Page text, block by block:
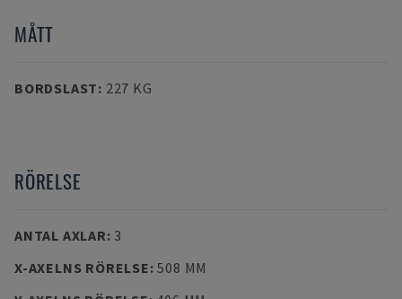
MÅTT
BORDSLAST: 227 KG
RÖRELSE
ANTAL AXLAR: 3
X-AXELNS RÖRELSE:508 MM